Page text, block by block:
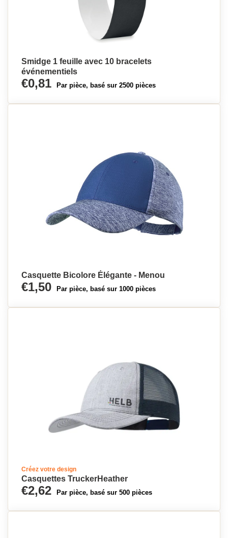
Smidge 1 feuille avec 10 bracelets
événementiels
€0,81 Par pièce, basé sur 2500 pièces
Casquette Bicolore Élégante - Menou
€1,50 Par pièce, basé sur 1000 pièces
Créez votre design
Casquettes TruckerHeather
€2,62 Par pièce, basé sur 500 pièces